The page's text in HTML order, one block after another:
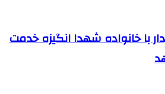
با خانواده شهدا انگیزه خدمت